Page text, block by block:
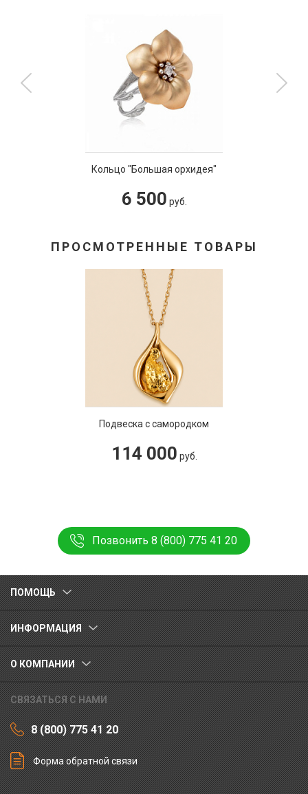
Кольцо "Большая орхидея"
6 500 руб.
ПРОСМОТРЕННЫЕ ТОВАРЫ
Подвеска с самородком
114 000 руб.
Позвонить 8 (800) 775 41 20
ПОМОЩЬ
ИНФОРМАЦИЯ
О КОМПАНИИ
СВЯЗАТЬСЯ С НАМИ
8 (800) 775 41 20
Форма обратной связи